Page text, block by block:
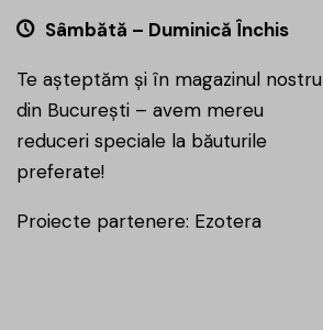
Sâmbătă – Duminică Închis
Te așteptăm și în magazinul nostru
din București – avem mereu
reduceri speciale la băuturile
preferate!
Proiecte partenere: Ezotera